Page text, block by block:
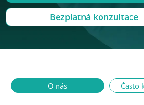
Bezplatná konzultace
O nás Často